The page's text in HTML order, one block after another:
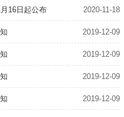
16日起公布 2020-11-18
2019-12-09
2019-12-09
2019-12-09
2019-12-09